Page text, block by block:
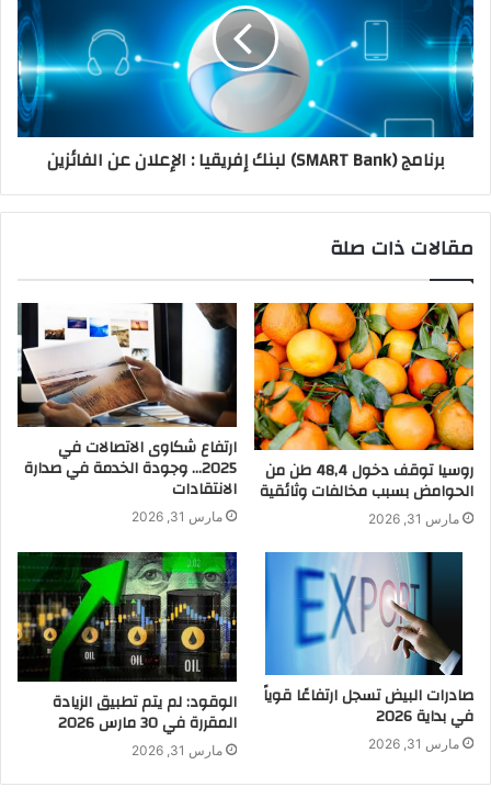
برنامج (SMART Bank) لبنك إفريقيا : الإعلان عن الفائزين
مقالات ذات صلة
روسيا توقف دخول 48,4 طن من
الحوامض بسبب مخالفات وثائقية
مارس 31, 2026
ارتفاع شكاوى الاتصالات في
2025… وجودة الخدمة في صدارة
الانتقادات
مارس 31, 2026
صادرات البيض تسجل ارتفاعًا قوياً
في بداية 2026
مارس 31, 2026
الوقود: لم يتم تطبيق الزيادة
المقررة في 30 مارس 2026
مارس 31, 2026